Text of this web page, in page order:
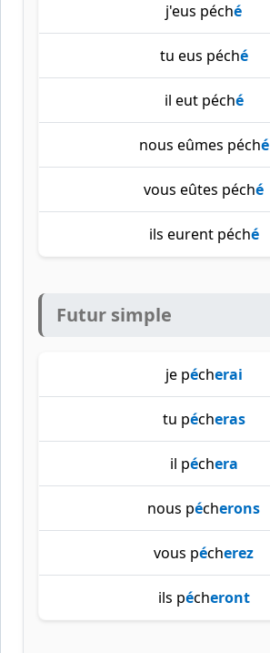
j'eus péché
tu eus péché
il eut péché
nous eûmes péché
vous eûtes péché
ils eurent péché
Futur simple
je pécherai
tu pécheras
il péchera
nous pécherons
vous pécherez
ils pécheront